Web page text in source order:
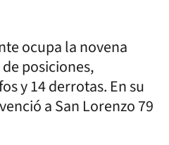
ocupa la novena
posiciones,
y 14 derrotas. En su
a San Lorenzo 79